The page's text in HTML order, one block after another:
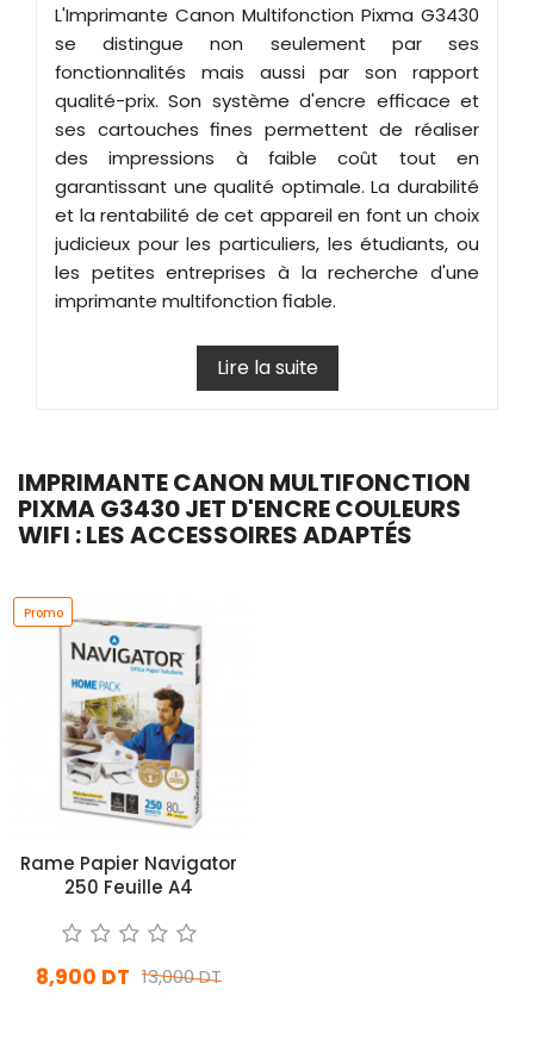
L'Imprimante Canon Multifonction Pixma G3430
se distingue non seulement par ses
fonctionnalités mais aussi par son rapport
qualité-prix. Son système d'encre efficace et
ses cartouches fines permettent de réaliser
des impressions à faible coût tout en
garantissant une qualité optimale. La durabilité
et la rentabilité de cet appareil en font un choix
judicieux pour les particuliers, les étudiants, ou
les petites entreprises à la recherche d'une
imprimante multifonction fiable.
Lire la suite
IMPRIMANTE CANON MULTIFONCTION
PIXMA G3430 JET D'ENCRE COULEURS
WIFI : LES ACCESSOIRES ADAPTÉS
Promo
Rame Papier Navigator
250 Feuille A4
13,000 DT
8,900 DT